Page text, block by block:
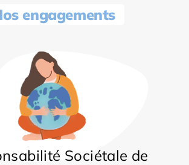
engagements
Sociétale de